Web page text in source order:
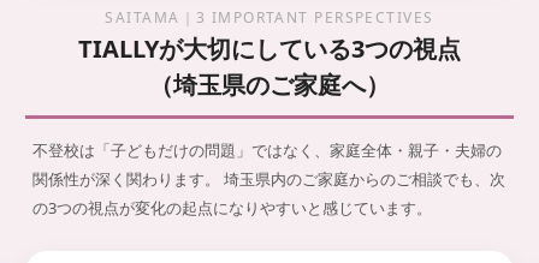
SAITAMA｜3 IMPORTANT PERSPECTIVES
TIALLYが大切にしている3つの視点
（埼玉県のご家庭へ）
不登校は「子どもだけの問題」ではなく、家庭全体・親子・夫婦の
関係性が深く関わります。 埼玉県内のご家庭からのご相談でも、次
の3つの視点が変化の起点になりやすいと感じています。